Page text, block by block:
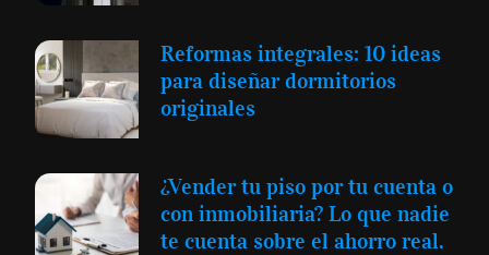
Reformas integrales: 10 ideas
para diseñar dormitorios
originales
¿Vender tu piso por tu cuenta o
con inmobiliaria? Lo que nadie
te cuenta sobre el ahorro real.